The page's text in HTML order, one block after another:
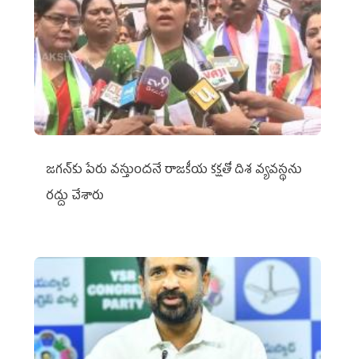
జగన్‌కు పేరు వస్తుందనే రాజకీయ కక్షతో దిశ వ్య‌వ‌స్థ‌ను
రద్దు చేశారు